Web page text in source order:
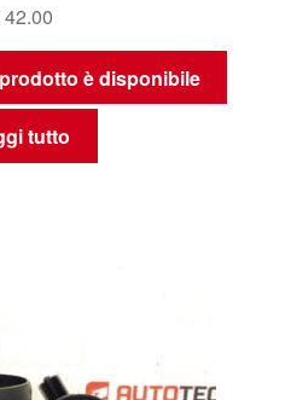
42.00
è disponibile
tutto